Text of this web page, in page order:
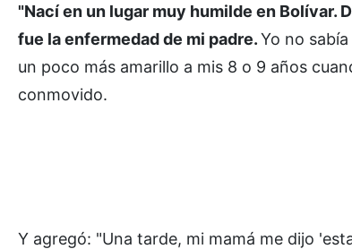
"Nací en un lugar muy humilde en Bolívar.
fue la enfermedad de mi padre.Yo no
un poco más amarillo a mis 8 o 9 años
conmovido.
Y agregó: "Una tarde, mi mamá me dijo